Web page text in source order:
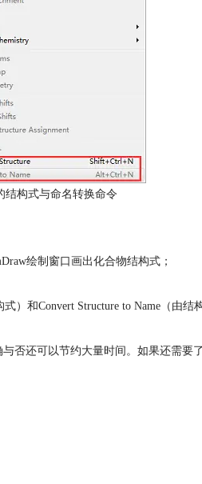
结构式与命名转换命令
绘制窗口画出化合物结构式；
）和Convert Structure to Name（由结
否还可以节约大量时间。如果还需要